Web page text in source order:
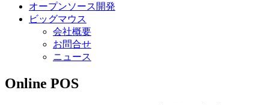
オープンソース開発
ビッグマウス
会社概要
お問合せ
ニュース
Online POS